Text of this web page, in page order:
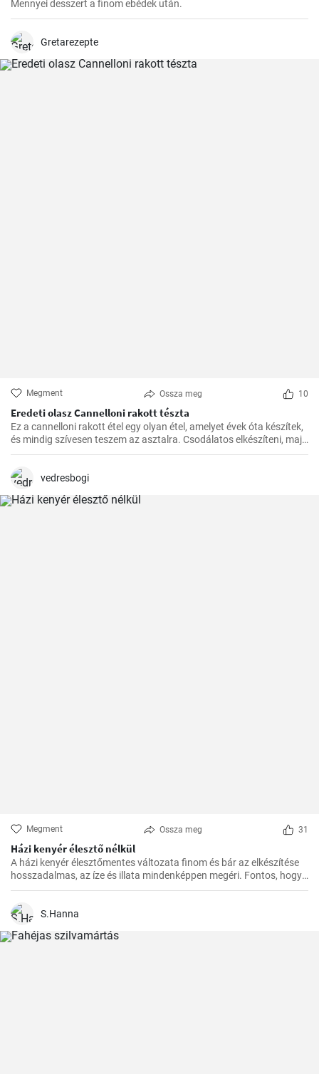
Mennyei desszert a finom ebédek után.
Gretarezepte
Megment Ossza meg 10
Eredeti olasz Cannelloni rakott tészta
Ez a cannelloni rakott étel egy olyan étel, amelyet évek óta készítek,
és mindig szívesen teszem az asztalra. Csodálatos elkészíteni, majd
a kívánt időben a sütőben megsütni. A paradicsomszósz
hússal töltött cannelloni pikáns ízének kombinációja egyszerűen
vedresbogi
Megment Ossza meg 31
Házi kenyér élesztő nélkül
A házi kenyér élesztőmentes változata finom és bár az elkészítése
hosszadalmas, az íze és illata mindenképpen megéri. Fontos, hogy
előre tervezzük meg az készítést, mivel a dagasztás után
S.Hanna